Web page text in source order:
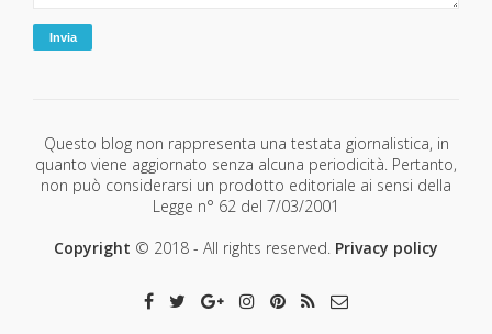
Questo blog non rappresenta una testata giornalistica, in
quanto viene aggiornato senza alcuna periodicità. Pertanto,
non può considerarsi un prodotto editoriale ai sensi della
Legge n° 62 del 7/03/2001
Copyright © 2018 - All rights reserved. Privacy policy